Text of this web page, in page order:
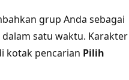
grup Anda sebagai
satu waktu. Karakter
kotak pencarian Pilih